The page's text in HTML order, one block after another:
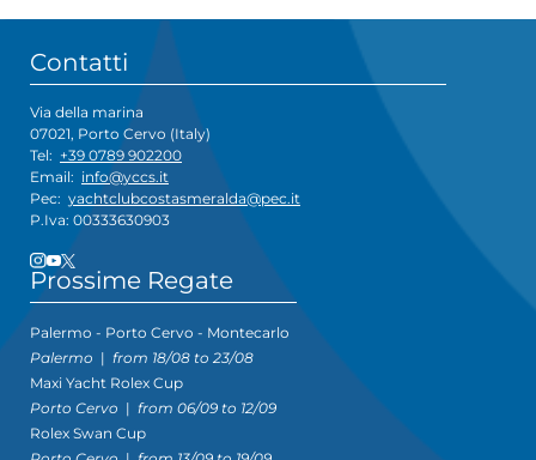
Contatti
Via della marina
07021, Porto Cervo (Italy)
Tel: +39 0789 902200
Email: info@yccs.it
Pec: yachtclubcostasmeralda@pec.it
P.Iva: 00333630903
Prossime Regate
Palermo - Porto Cervo - Montecarlo
Palermo | from 18/08 to 23/08
Maxi Yacht Rolex Cup
Porto Cervo | from 06/09 to 12/09
Rolex Swan Cup